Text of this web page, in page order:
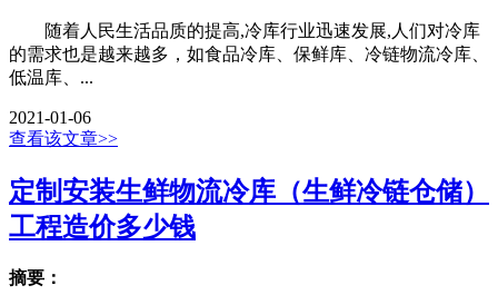
随着人民生活品质的提高,冷库行业迅速发展,人们对冷库
的需求也是越来越多，如食品冷库、保鲜库、冷链物流冷库、
低温库、...
2021-01-06
查看该文章>>
定制安装生鲜物流冷库（生鲜冷链仓储）
工程造价多少钱
摘要：